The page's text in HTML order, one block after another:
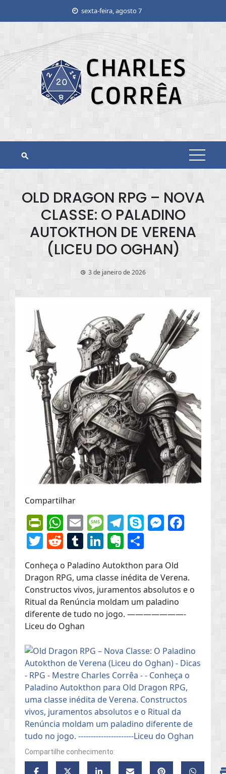
sexta-feira, agosto 7
OLD DRAGON RPG – NOVA
CLASSE: O PALADINO
AUTOKTHON DE VERENA
(LICEU DO OGHAN)
3 de janeiro de 2026
Compartilhar
PrintFriendly
WhatsApp
EmailMessage
Telegram
Skype
Twitter
Reddit
Tumblr
LinkedIn
Evernote
Conheça o Paladino Autokthon para Old
Dragon RPG, uma classe inédita de Verena.
Constructos vivos, juramentos absolutos e o
Ritual da Renúncia moldam um paladino
diferente de tudo no jogo. ———————-​
Liceu do Oghan
Compartilhe conhecimento: